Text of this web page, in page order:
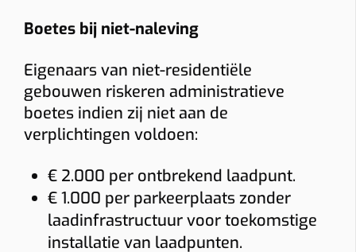
Boetes bij niet-naleving
Eigenaars van niet-residentiële
gebouwen riskeren administratieve
boetes indien zij niet aan de
verplichtingen voldoen:
€ 2.000 per ontbrekend laadpunt.
€ 1.000 per parkeerplaats zonder
laadinfrastructuur voor toekomstige
installatie van laadpunten.